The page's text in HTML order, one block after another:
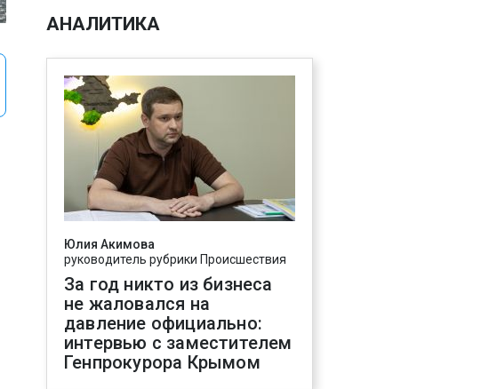
АНАЛИТИКА
Юлия Акимова
руководитель рубрики Происшествия
За год никто из бизнеса
не жаловался на
давление официально:
интервью с заместителем
Генпрокурора Крымом